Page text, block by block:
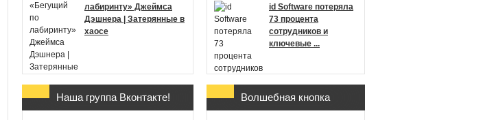
лабиринту» Джеймса
Дэшнера | Затерянные в
хаосе
Гарри Поттер и Дары
Наша группа Вконтакте!
id Software потеряла
73 процента
сотрудников и
ключевые ...
Волшебная кнопка